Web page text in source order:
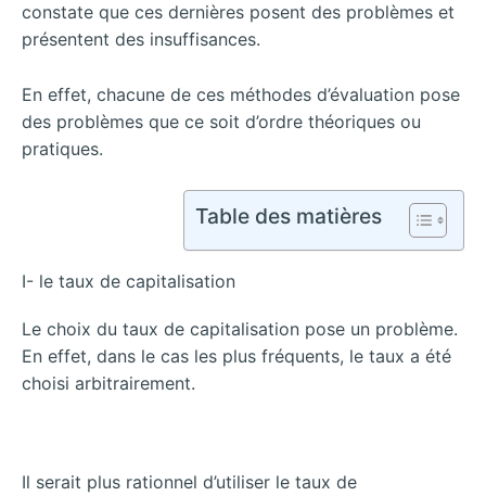
constate que ces dernières posent des problèmes et
présentent des insuffisances.
En effet, chacune de ces méthodes d’évaluation pose
des problèmes que ce soit d’ordre théoriques ou
pratiques.
Table des matières
I- le taux de capitalisation
Le choix du taux de capitalisation pose un problème.
En effet, dans le cas les plus fréquents, le taux a été
choisi arbitrairement.
Il serait plus rationnel d’utiliser le taux de